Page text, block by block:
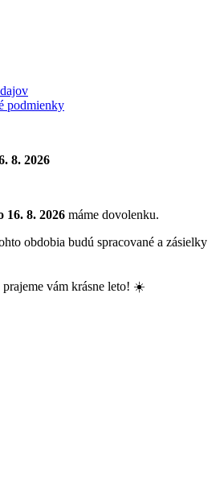
podmienky
8. 2026
16. 8. 2026 máme dovolenku.
obdobia budú spracované a zásielky
prajeme vám krásne leto! ☀️